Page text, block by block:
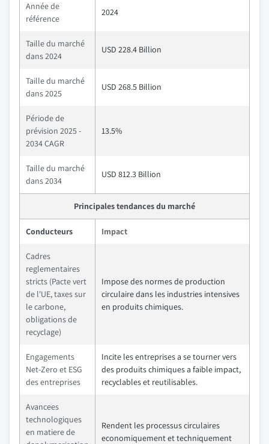
Année de
référence
2024
Taille du marché
dans 2024
USD 228.4 Billion
Taille du marché
dans 2025
USD 268.5 Billion
Période de
prévision 2025 -
2034 CAGR
13.5%
Taille du marché
dans 2034
USD 812.3 Billion
Principales tendances du marché
Conducteurs Impact
Cadres
reglementaires
stricts (Pacte vert
de l'UE, taxes sur
le carbone,
obligations de
recyclage)
Impose des normes de production
circulaire dans les industries intensives
en produits chimiques.
Engagements
Net-Zero et ESG
des entreprises
Incite les entreprises a se tourner vers
des produits chimiques a faible impact,
recyclables et reutilisables.
Avancees
technologiques
en matiere de
Rendent les processus circulaires
economiquement et techniquement